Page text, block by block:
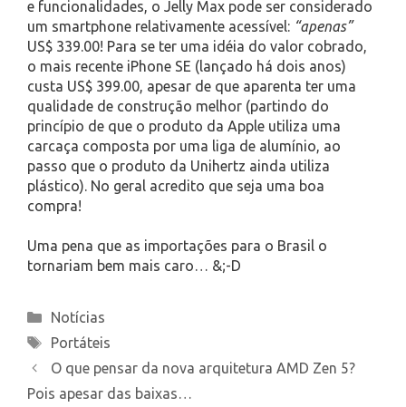
e funcionalidades, o Jelly Max pode ser considerado
um smartphone relativamente acessível: “apenas”
US$ 339.00! Para se ter uma idéia do valor cobrado,
o mais recente iPhone SE (lançado há dois anos)
custa US$ 399.00, apesar de que aparenta ter uma
qualidade de construção melhor (partindo do
princípio de que o produto da Apple utiliza uma
carcaça composta por uma liga de alumínio, ao
passo que o produto da Unihertz ainda utiliza
plástico). No geral acredito que seja uma boa
compra!
Uma pena que as importações para o Brasil o
tornariam bem mais caro… &;-D
Categories
Notícias
Tags
Portáteis
O que pensar da nova arquitetura AMD Zen 5?
Pois apesar das baixas…